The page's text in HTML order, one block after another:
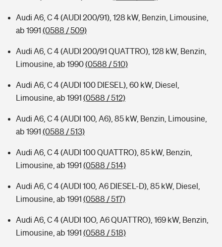
Audi A6, C 4 (AUDI 200/91), 128 kW, Benzin, Limousine,
ab 1991 (0588 / 509)
Audi A6, C 4 (AUDI 200/91 QUATTRO), 128 kW, Benzin,
Limousine, ab 1990(0588 / 510)
Audi A6, C 4 (AUDI 100 DIESEL), 60 kW, Diesel,
Limousine, ab 1991 (0588 / 512)
Audi A6, C 4 (AUDI 100, A6), 85 kW, Benzin, Limousine,
ab 1991 (0588 / 513)
Audi A6, C 4 (AUDI 100 QUATTRO), 85 kW, Benzin,
Limousine, ab 1991 (0588 / 514)
Audi A6, C 4 (AUDI 100, A6 DIESEL-D), 85 kW, Diesel,
Limousine, ab 1991 (0588 / 517)
Audi A6, C 4 (AUDI 10O, A6 QUATTRO), 169 kW, Benzin,
Limousine, ab 1991 (0588 / 518)